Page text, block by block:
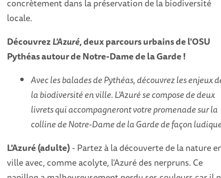
concrètement dans la préservation de la biodiversité
locale.
DécouvrezL'Azuré, deux parcours urbains de l'OSU
Pythéas autour de Notre-Dame de la Garde !
Avec les balades de Pythéas, découvrez les enjeux
la biodiversité en ville. L'Azuré se compose de deux
livrets qui accompagneront votre promenade sur la
colline de Notre-Dame de la Garde de façon
L'Azuré (adulte)- Partez à la découverte de la nature
ville avec, comme acolyte, l’Azuré des nerpruns. Ce